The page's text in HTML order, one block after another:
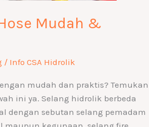
Mudah &
/ Info CSA Hidrolik
mudah dan praktis? Temukan
ini ya. Selang hidrolik berbeda
dengan sebutan selang pemadam